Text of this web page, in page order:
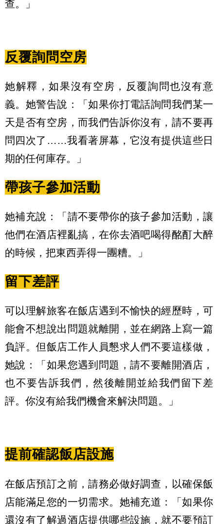
查。」
反覆詢問空房
她解釋，如果沒有空房，反覆詢問也沒有意
義。她警告說：「如果你打電話詢問我們某一
天是否有空房，而我們告訴你沒有，請不要再
問四次了……我看著屏幕，它沒有提供這些日
期的任何庫存。」
帶孩子參加活動
她補充說：「請不要帶你的孩子參加活動，讓
他們在酒店裡亂搞，在你去酒吧喝得酩酊大醉
的時候，把東西弄得一團糟。」
留下差評
可以理解旅客在飯店遇到不愉快的經歷時，可
能會不想說出問題就離開，並在網路上寫一篇
負評。但飯店工作人員懇求人們不要這樣做，
她說：「如果您遇到問題，請不要離開酒店，
也不要告訴我們，然後離開並給我們留下差
評。你沒有給我們機會來解決問題。」
提前確認飯店設施
在飯店預訂之前，請務必做好調查，以確保飯
店能滿足您的一切需求。她補充道：「如果你
還沒有了解過酒店提供哪些設施，就不要預訂